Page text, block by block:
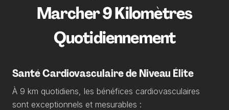
Marcher 9 Kilomètres
Quotidiennement
Santé Cardiovasculaire de Niveau Élite
À 9 km quotidiens, les bénéfices cardiovasculaires
sont exceptionnels et mesurables :